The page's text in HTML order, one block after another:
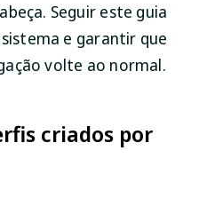
Seguir este guia
e garantir que
volte ao normal.
criados por